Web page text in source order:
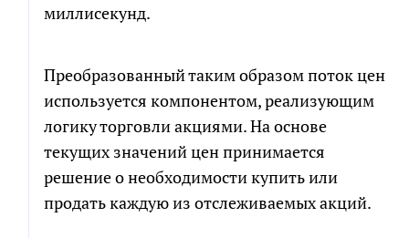
миллисекунд.
Преобразованный таким образом поток цен
используется компонентом, реализующим
логику торговли акциями. На основе
текущих значений цен принимается
решение о необходимости купить или
продать каждую из отслеживаемых акций.